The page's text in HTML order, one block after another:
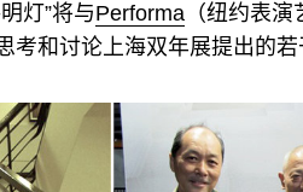
灯”将与Performa （纽约表
考和讨论上海双年展提出的若